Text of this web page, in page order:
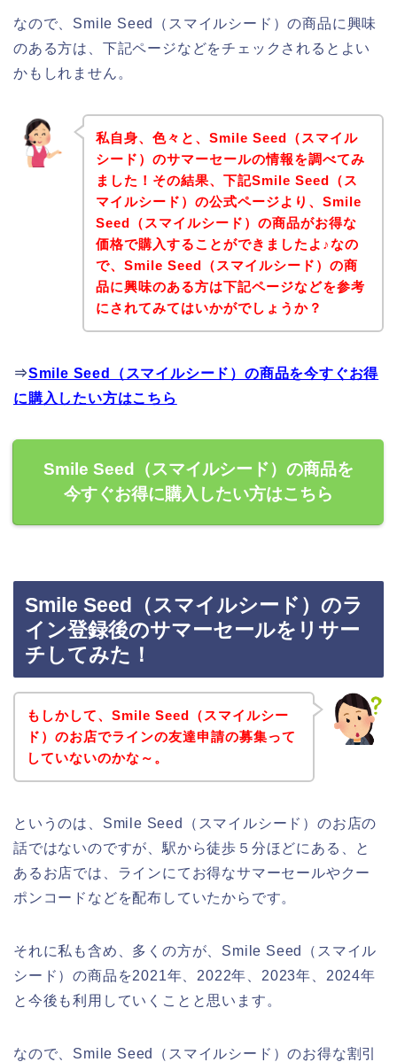
なので、Smile Seed（スマイルシード）の商品に興味
のある方は、下記ページなどをチェックされるとよい
かもしれません。
私自身、色々と、Smile Seed（スマイル
シード）のサマーセールの情報を調べてみ
ました！その結果、下記Smile Seed（ス
マイルシード）の公式ページより、Smile
Seed（スマイルシード）の商品がお得な
価格で購入することができましたよ♪なの
で、Smile Seed（スマイルシード）の商
品に興味のある方は下記ページなどを参考
にされてみてはいかがでしょうか？
⇒Smile Seed（スマイルシード）の商品を今すぐお得
に購入したい方はこちら
Smile Seed（スマイルシード）の商品を
今すぐお得に購入したい方はこちら
Smile Seed（スマイルシード）のラ
イン登録後のサマーセールをリサー
チしてみた！
もしかして、Smile Seed（スマイルシー
ド）のお店でラインの友達申請の募集って
していないのかな～。
というのは、Smile Seed（スマイルシード）のお店の
話ではないのですが、駅から徒歩５分ほどにある、と
あるお店では、ラインにてお得なサマーセールやクー
ポンコードなどを配布していたからです。
それに私も含め、多くの方が、Smile Seed（スマイル
シード）の商品を2021年、2022年、2023年、2024年
と今後も利用していくことと思います。
なので、Smile Seed（スマイルシード）のお得な割引